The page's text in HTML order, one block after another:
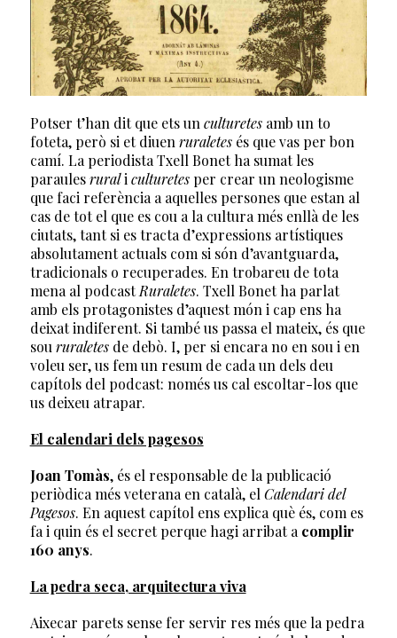
Potser t’han dit que ets un culturetesamb un to
foteta, però si et diuen ruraletesés que vas per bon
camí. La periodista Txell Bonet ha sumat les
paraulesrurali culturetesper crear un neologisme
que faci referència a aquelles persones que estan al
cas de tot el que es cou a la cultura més enllà de les
ciutats, tant si es tracta d’expressions artístiques
absolutament actuals com si són d’avantguarda,
tradicionals o recuperades. En trobareu de tota
mena al podcastRuraletes. Txell Bonet ha parlat
amb els protagonistes d’aquest món i cap ens ha
deixat indiferent. Si també us passa el mateix, és que
sou ruraletesde debò. I, per si encara no en sou i en
voleu ser, us fem un resum de cada un dels deu
capítols del podcast: només us cal escoltar-los que
us deixeu atrapar.
El calendari dels pagesos
Joan Tomàs, és el responsable de la publicació
periòdica més veterana en català, el Calendari del
Pagesos. En aquest capítol ens explica què és, com es
fa i quin és el secret perque hagi arribat a complir
160 anys.
La pedra seca, arquitectura viva
Aixecar parets sense fer servir res més que la pedra